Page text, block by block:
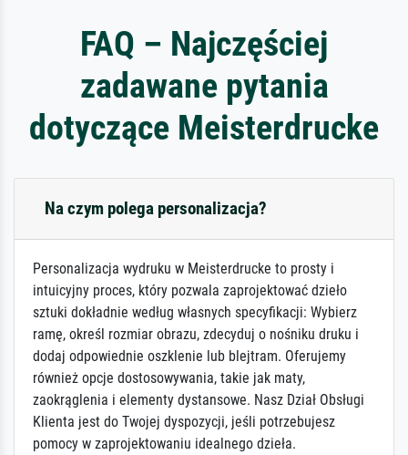
FAQ – Najczęściej
zadawane pytania
dotyczące Meisterdrucke
Na czym polega personalizacja?
Personalizacja wydruku w Meisterdrucke to prosty i
intuicyjny proces, który pozwala zaprojektować dzieło
sztuki dokładnie według własnych specyfikacji: Wybierz
ramę, określ rozmiar obrazu, zdecyduj o nośniku druku i
dodaj odpowiednie oszklenie lub blejtram. Oferujemy
również opcje dostosowywania, takie jak maty,
zaokrąglenia i elementy dystansowe. Nasz Dział Obsługi
Klienta jest do Twojej dyspozycji, jeśli potrzebujesz
pomocy w zaprojektowaniu idealnego dzieła.